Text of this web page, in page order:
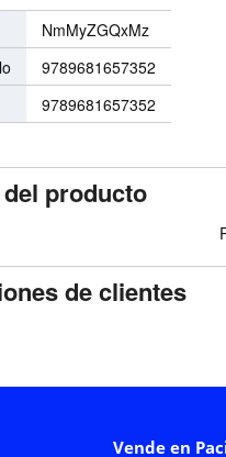
NmMyZGQxMz
9789681657352
9789681657352
producto
de clientes
Vende en